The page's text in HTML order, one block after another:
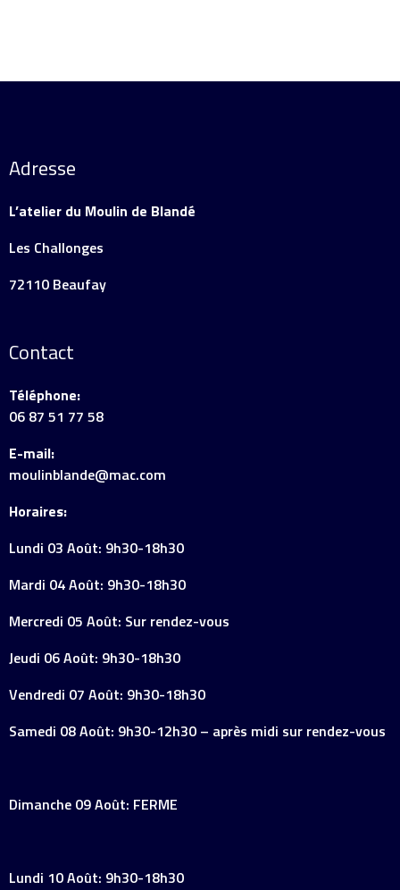
Adresse
L’atelier du Moulin de Blandé
Les Challonges
72110 Beaufay
Contact
Téléphone:
06 87 51 77 58
E-mail:
moulinblande@mac.com
Horaires:
Lundi 03 Août: 9h30-18h30
Mardi 04 Août: 9h30-18h30
Mercredi 05 Août: Sur rendez-vous
Jeudi 06 Août: 9h30-18h30
Vendredi 07 Août: 9h30-18h30
Samedi 08 Août: 9h30-12h30 – après midi sur rendez-vous
Dimanche 09 Août: FERME
Lundi 10 Août: 9h30-18h30